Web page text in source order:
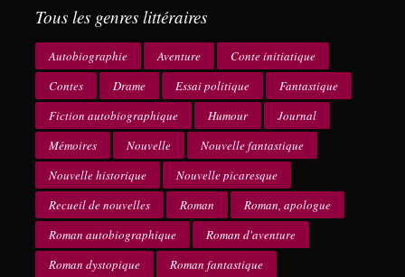
Tous les genres littéraires
Autobiographie Aventure
Conte initiatique
Contes
Drame Essai politique
Fantastique
Fiction autobiographique
Humour
Journal
Mémoires
Nouvelle
Nouvelle fantastique
Nouvelle historique
Nouvelle picaresque
Recueil de nouvelles
Roman
Roman, apologue
Roman autobiographique
Roman d'aventure
Roman dystopique
Roman fantastique